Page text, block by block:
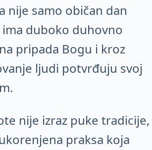
nije samo običan dan
duboko duhovno
pripada Bogu i kroz
ljudi potvrđuju svoj
nije izraz puke tradicije,
praksa koja